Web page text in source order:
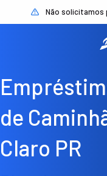
Não solicitamos
de
Claro PR